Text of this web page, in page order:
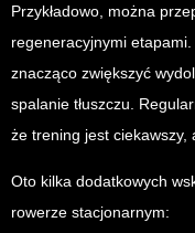
Przykładowo, można
regeneracyjnymi
znacząco zwiększyć
spalanie tłuszczu.
że trening jest ciekawszy,
Oto kilka dodatkowych
rowerze stacjonarnym: